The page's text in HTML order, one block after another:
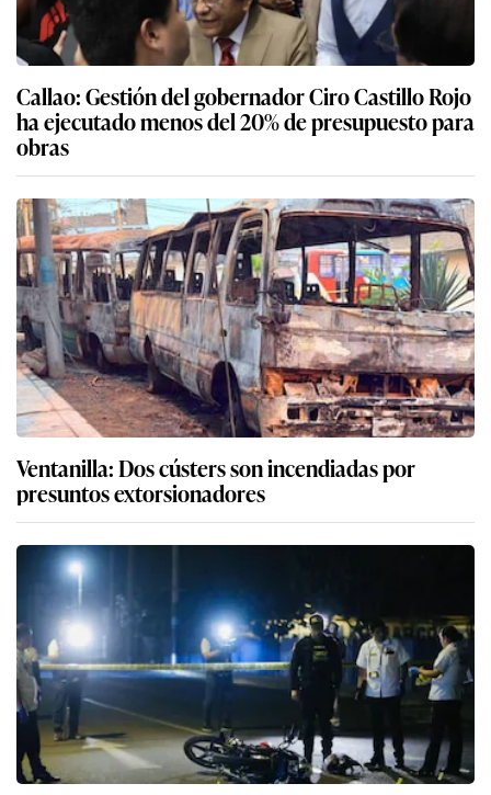
Callao: Gestión del gobernador Ciro Castillo Rojo
ha ejecutado menos del 20% de presupuesto para
obras
Ventanilla: Dos cústers son incendiadas por
presuntos extorsionadores